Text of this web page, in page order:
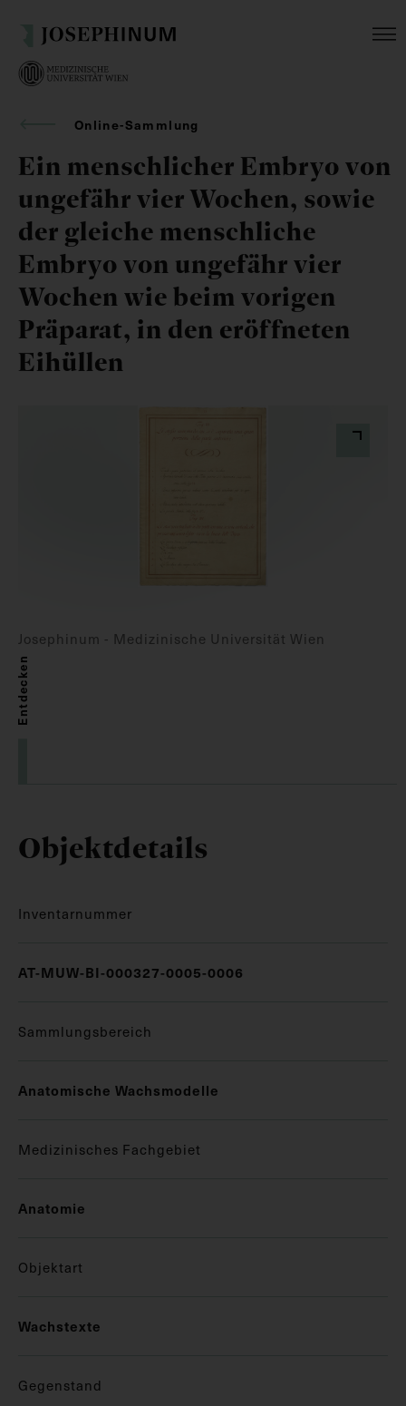
Online-Sammlung
Ein menschlicher Embryo von
ungefähr vier Wochen, sowie
der gleiche menschliche
Embryo von ungefähr vier
Wochen wie beim vorigen
Präparat, in den eröffneten
Eihüllen
Josephinum - Medizinische Universität Wien
Entdecken
Objektdetails
Inventarnummer
AT-MUW-BI-000327-0005-0006
Sammlungsbereich
Anatomische Wachsmodelle
Medizinisches Fachgebiet
Anatomie
Objektart
Wachstexte
Gegenstand